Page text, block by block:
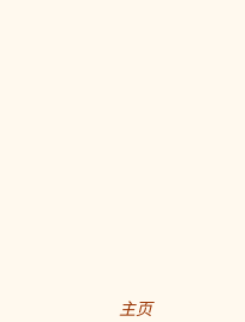
主页